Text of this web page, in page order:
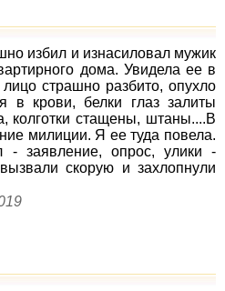
избил и изнасиловал мужик
дома. Увидела ее в
страшно разбито, опухло
в крови, белки глаз залиты
колготки стащены, штаны....В
милиции. Я ее туда повела.
- заявление, опрос, улики -
скорую и захлопнули